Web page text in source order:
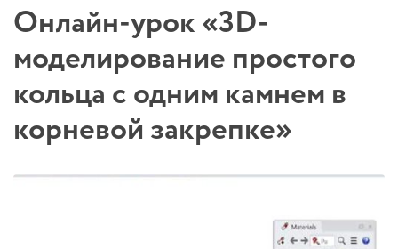
Онлайн-урок «3D-
моделирование простого
кольца с одним камнем в
корневой закрепке»